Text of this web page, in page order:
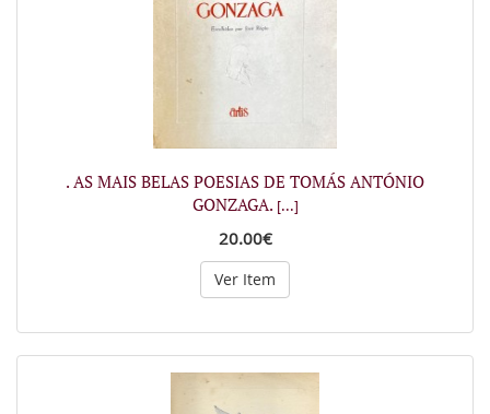
. AS MAIS BELAS POESIAS DE TOMÁS ANTÓNIO
GONZAGA. [...]
20.00€
Ver Item